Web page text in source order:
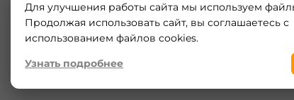
Наш магазин «ЕВРОПА СВЕТ» поставляет и
Европы и России. Только оригинальная
модерн от интернет-магазина europa-
Для улучшения работы сайта мы используем
Продолжая использовать сайт, вы соглашаетесь с
использованием файлов cookies.
Узнать подробнее